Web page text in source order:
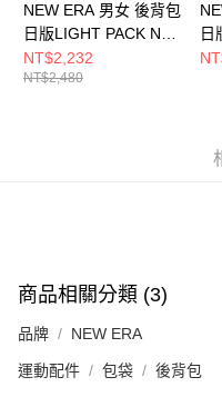
NEW ERA 男女 後背包
日版LIGHT PACK NE
NE13352180
NT$2,232
NT$2,480
日
商品相關分類 (3)
品牌 NEW ERA
運動配件 包袋 後背包